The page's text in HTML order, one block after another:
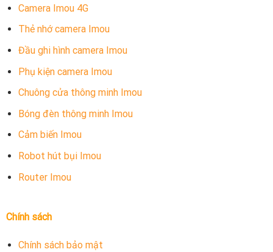
Camera Imou 4G
Thẻ nhớ camera Imou
Đầu ghi hình camera Imou
Phụ kiện camera Imou
Chuông cửa thông minh Imou
Bóng đèn thông minh Imou
Cảm biến Imou
Robot hút bụi Imou
Router Imou
Chính sách
Chính sách bảo mật